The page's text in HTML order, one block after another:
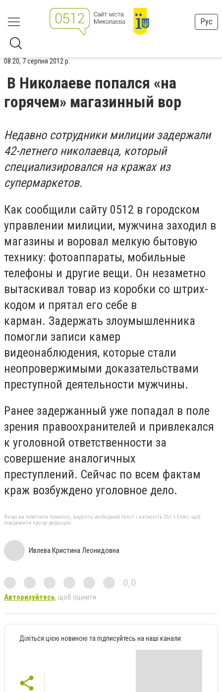
Рус
08:20, 7 серпня 2012 р.
В Николаеве попался «на
горячем» магазинный вор
Недавно сотрудники милиции задержали
42-летнего николаевца, который
специализировался на кражах из
супермаркетов.
Как сообщили сайту 0512 в городском
управлении милиции, мужчина заходил в
магазины и воровал мелкую бытовую
технику: фотоаппараты, мобильные
телефоны и другие вещи. Он незаметно
вытаскивал товар из коробки со штрих-
кодом и прятал его себе в
карман. Задержать злоумышленника
помогли записи камер
видеонаблюдения, которые стали
неопровержимыми доказательствами
преступной деятельности мужчины.
Ранее задержанный уже попадал в поле
зрения правоохранителей и привлекался
к уголовной ответственности за
совершение аналогичных
преступлений. Сейчас по всем фактам
краж возбуждено уголовное дело.
Якщо ви помітили помилку, виділіть необхідний текст і натисніть Ctrl + Enter, щоб
повідомити про це редакцію
Ивлева Кристина Леонидовна
0,0
Авторизуйтесь, щоб оцінити
Діліться цією новиною та підписуйтесь на наші канали